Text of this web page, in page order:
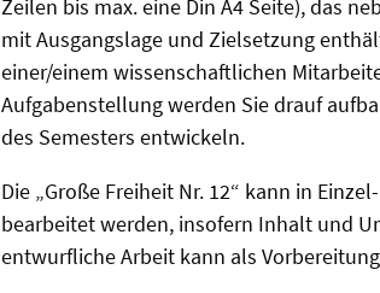
Zeilen bis max. eine Din A4 Seite), das
mit Ausgangslage und Zielsetzung
einer/einem wissenschaftlichen
Aufgabenstellung werden Sie drauf
des Semesters entwickeln.
Die „Große Freiheit Nr. 12“ kann in
bearbeitet werden, insofern Inhalt und
entwurfliche Arbeit kann als